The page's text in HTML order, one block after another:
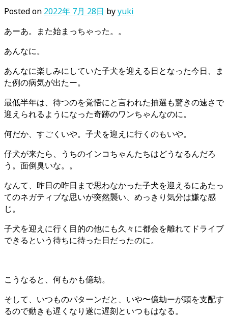
Posted on 2022年 7月 28日 byyuki
あーあ。また始まっちゃった。。
あんなに。
あんなに楽しみにしていた子犬を迎える日となった今日、ま
た例の病気が出たー。
最低半年は、待つのを覚悟にと言われた抽選も驚きの速さで
迎えられるようになった奇跡のワンちゃんなのに。
何だか、すごくいや。子犬を迎えに行くのもいや。
仔犬が来たら、うちのインコちゃんたちはどうなるんだろ
う。面倒臭いな。。
なんて、昨日の昨日まで思わなかった子犬を迎えるにあたっ
てのネガティブな思いが突然襲い、めっきり気分は嫌な感
じ。
子犬を迎えに行く目的の他にも久々に都会を離れてドライブ
できるという待ちに待った日だったのに。
こうなると、何もかも億劫。
そして、いつものパターンだと、いや〜億劫ーが頭を支配す
るので動きも遅くなり遂に遅刻といつもはなる。